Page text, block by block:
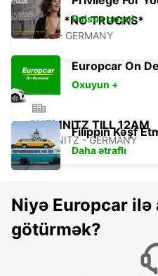
ZEITZ *NO TRUCKS*
ZEITZ - GERMANY
CHEMNITZ TILL 12AM
CHEMNITZ - GERMANY
BAYREUTH
Pulsuz qoşul
Europcar On
Oxuyun +
Filippin Kəşf
Daha ətraflı
Niyə Europcar
götürmək?